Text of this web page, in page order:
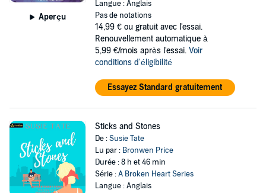
Aperçu
Langue : Anglais
Pas de notations
14,99 € ou gratuit avec l'essai.
Renouvellement automatique à
5,99 €/mois après l'essai. Voir
conditions d'éligibilité
Essayez Standard gratuitement
Sticks and Stones
De :Susie Tate
Lu par : Bronwen Price
Durée : 8 h et 46 min
Série :A Broken Heart Series
Langue : Anglais